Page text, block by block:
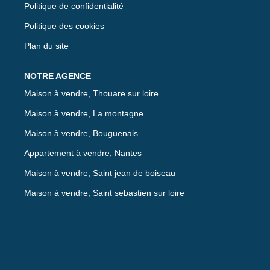
Politique de confidentialité
Politique des cookies
Plan du site
Maison à vendre, Thouare sur loire
Maison à vendre, La montagne
Maison à vendre, Bouguenais
Appartement à vendre, Nantes
Maison à vendre, Saint jean de boiseau
Maison à vendre, Saint sebastien sur loire